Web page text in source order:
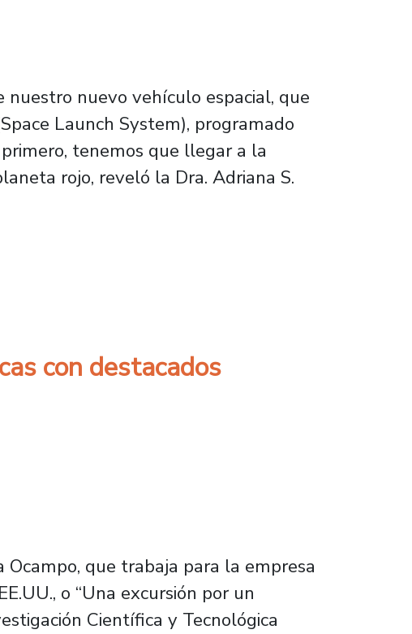
nuevo vehículo espacial, que
Launch System), programado
tenemos que llegar a la
rojo, reveló la Dra. Adriana S.
en Congreso Mundial de Juventudes
con destacados
Ocampo, que trabaja para la empresa
o “Una excursión por un
Científica y Tecnológica